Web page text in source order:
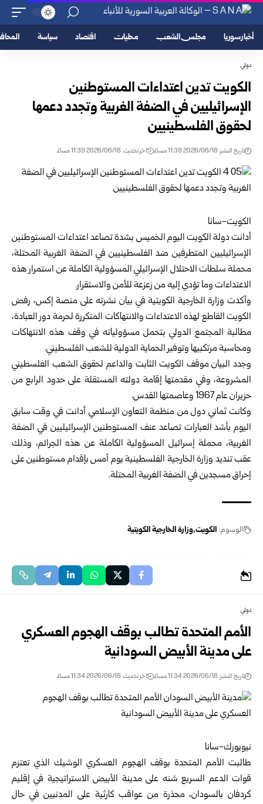
أخبار سوريا مجلس الشعب محليات اقتصاد سياسة
دولي
الكويت تدين اعتداءات المستوطنين
الإسرائيليين في الضفة الغربية وتجدد دعمها
لحقوق ‏الفلسطينيين
تاريخ النشر: 2026/06/18 11:39 مساءً اخر تحديث: 2026/06/18 11:39 مساءً
الكويت-سانا‏
أدانت دولة الكويت اليوم الخميس بشدة تصاعد اعتداءات المستوطنين
الإسرائيليين ‏المتطرفين ضد الفلسطينيين في الضفة الغربية المحتلة،
محملة سلطات الاحتلال ‏الإسرائيلي المسؤولية الكاملة عن استمرار هذه
الاعتداءات وما تؤدي إليه من زعزعة ‏للأمن والاستقرار.‏
وأكدت وزارة الخارجية الكويتية في بيان نشرته على منصة إكس، رفض
الكويت القاطع ‏لهذه الاعتداءات والانتهاكات المتكررة لحرمة دور العبادة،
مطالبة المجتمع الدولي بتحمل ‏مسؤولياته في وقف هذه الانتهاكات
ومحاسبة مرتكبيها وتوفير الحماية الدولية للشعب ‏الفلسطيني.‏
وجدد البيان موقف الكويت الثابت والداعم لحقوق الشعب الفلسطيني
المشروعة، وفي ‏مقدمتها إقامة دولته المستقلة على حدود الرابع من
حزيران عام 1967 وعاصمتها ‏القدس.‏
وكانت ثماني دول من منظمة التعاون الإسلامي أدانت في وقت سابق
اليوم بأشد العبارات ‏تصاعد عنف المستوطنين الإسرائيليين في الضفة
الغربية، محملة إسرائيل المسؤولية ‏الكاملة عن هذه الجرائم، وذلك
عقب تنديد وزارة الخارجية الفلسطينية يوم أمس بإقدام ‏مستوطنين على
إحراق مسجدين في الضفة الغربية المحتلة.‏
الوسوم: الكويت وزارة الخارجية الكويتية
دولي
الأمم المتحدة تطالب بوقف الهجوم العسكري
على مدينة الأبيض السودانية
تاريخ النشر: 2026/06/18 11:34 مساءً اخر تحديث: 2026/06/18 11:34 مساءً
نيويورك-سانا
طالبت الأمم المتحدة بوقف الهجوم العسكري الوشيك الذي تعتزم
قوات الدعم السريع شنه على مدينة الأبيض الاستراتيجية في إقليم
كردفان بالسودان، محذرة من عواقب كارثية على المدنيين في حال